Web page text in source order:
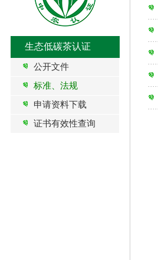
生态低碳茶认证
公开文件
标准、法规
申请资料下载
证书有效性查询